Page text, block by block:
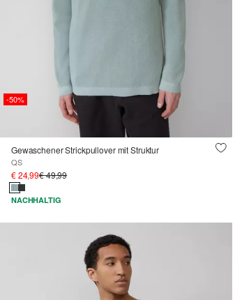
-50%
Gewaschener Strickpullover mit Struktur
QS
€ 24,99€ 49,99
NACHHALTIG